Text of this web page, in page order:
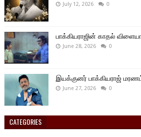
July 12, 2026 0
பாக்கியராஜின் காதல்
June 28, 2026 0
இயக்குனர் பாக்கியராஜ்
June 27, 2026 0
CATEGORIES